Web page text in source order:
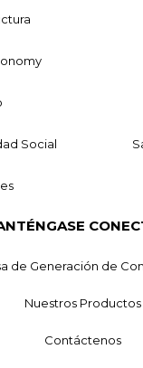
Social
de Generación de
Nuestros Productos
Contáctenos